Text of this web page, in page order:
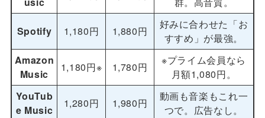
Spotify 1,180円 1,880円
好みに合わせた「お
すすめ」が最強。
Amazon
Music
1,180円※ 1,780円
※プライム会員なら
月額1,080円。
YouTub
e Music
1,280円 1,980円
動画も音楽もこれ一
つで。広告なし。